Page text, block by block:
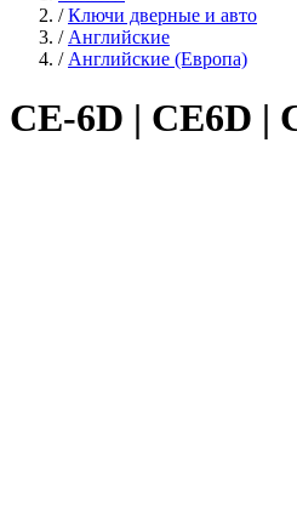
/ Ключи дверные и авто
/ Английские
/ Английские (Европа)
CE-6D | CE6D |